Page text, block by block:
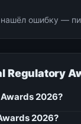
нашёл ошибку —
Regulatory
2026?
2026?